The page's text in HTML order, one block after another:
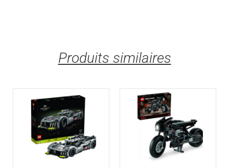
Produits similaires